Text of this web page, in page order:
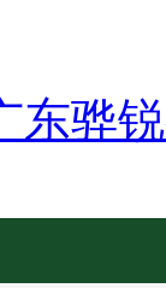
东骅